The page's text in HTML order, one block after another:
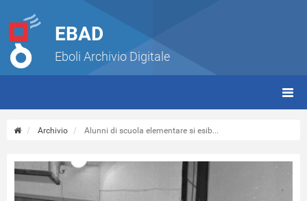
EBAD
Eboli Archivio Digitale
Archivio Alunni di scuola elementare si esib...